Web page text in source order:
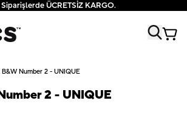
ÜCRETSİZ KARGO.
B&W Number 2 - UNIQUE
2 - UNIQUE